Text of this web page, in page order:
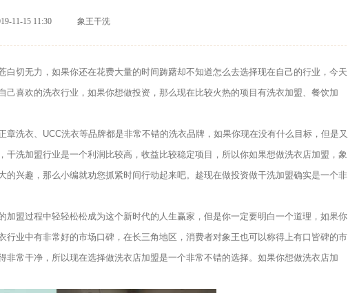
11-15 11:30 象王干洗
切无力，如果你还在花费大量的时间踌躇却不知道怎么去选择现在自己的行业，今天
己喜欢的洗衣行业，如果你想做投资，那么现在比较火热的项目有洗衣加盟、餐饮加
衣、UCC洗衣等品牌都是非常不错的洗衣品牌，如果你现在没有什么目标，但是又
洗加盟行业是一个利润比较高，收益比较稳定项目，所以你如果想做洗衣店加盟，象
兴趣，那么小编就劝您抓紧时间行动起来吧。趁现在做投资做干洗加盟确实是一个非
加盟过程中轻轻松松成为这个新时代的人生赢家，但是你一定要明白一个道理，如果你
业中有非常好的市场口碑，在长三角地区，消费者对象王也可以称得上有口皆碑的市
常干净，所以现在选择做洗衣店加盟是一个非常不错的选择。如果你想做洗衣店加